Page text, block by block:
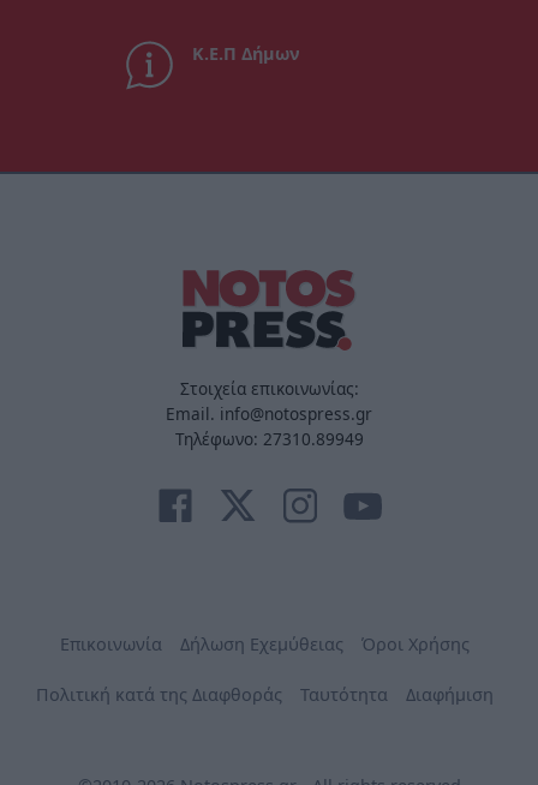
Κ.Ε.Π Δήμων
Στοιχεία επικοινωνίας:
Email. info@notospress.gr
Τηλέφωνο: 27310.89949
Επικοινωνία Δήλωση Εχεμύθειας Όροι Χρήσης
Πολιτική κατά της Διαφθοράς Ταυτότητα Διαφήμιση